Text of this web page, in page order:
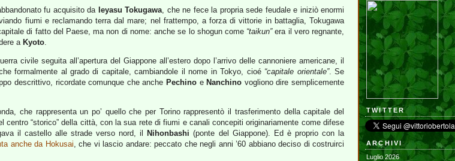
fu acquisito da Ieyasu Tokugawa, che ne fece la propria sede feudale e iniziò enormi
fiumi e reclamando terra dal mare; nel frattempo, a forza di vittorie in battaglia, Tokugawa
di fatto del Paese, ma non di nome: anche se lo shogun come “taikun”era il vero regnante,
a Kyoto.
civile seguita all’apertura del Giappone all’estero dopo l’arrivo delle cannoniere americane, il
formalmente al grado di capitale, cambiandole il nome in Tokyo, cioé “capitale orientale”. Se
descrittivo, ricordate comunque che anche Pechino e Nanchino vogliono dire semplicemente
che rappresenta un po’ quello che per Torino rappresentò il trasferimento della capitale del
centro “storico” della città, con la sua rete di fiumi e canali concepiti originariamente come difese
il castello alle strade verso nord, il
Nihonbashi (ponte del Giappone). Ed è proprio con la
anche da Hokusai, che vi lascio andare: peccato che negli anni ’60 abbiano deciso di costruirci
TWITTER
ARCHIVI
Luglio 2026